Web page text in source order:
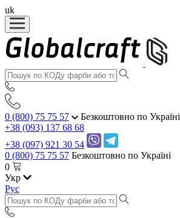
uk
0 (800) 75 75 57
Безкоштовно по Україні
+38 (093) 137 68 68
+38 (097) 921 30 54
0 (800) 75 75 57 Безкоштовно по Україні
0
Укр
Рус